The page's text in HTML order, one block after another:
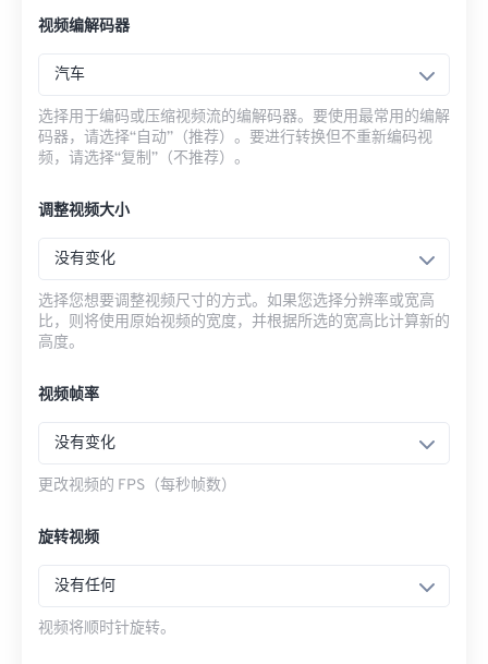
视频编解码器
汽车
选择用于编码或压缩视频流的编解码器。要使用最常用的编解
码器，请选择“自动”（推荐）。要进行转换但不重新编码视
频，请选择“复制”（不推荐）。
调整视频大小
没有变化
选择您想要调整视频尺寸的方式。如果您选择分辨率或宽高
比，则将使用原始视频的宽度，并根据所选的宽高比计算新的
高度。
视频帧率
没有变化
更改视频的 FPS（每秒帧数）
旋转视频
没有任何
视频将顺时针旋转。